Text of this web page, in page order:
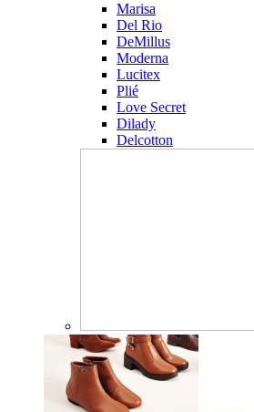
Marisa
Del Rio
DeMillus
Moderna
Lucitex
Plié
Love Secret
Dilady
Delcotton